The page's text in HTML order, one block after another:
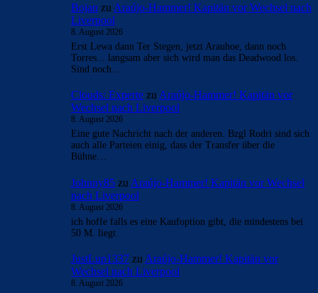
Bojan zu Araújo-Hammer! Kapitän vor Wechsel nach
Liverpool
8. August 2026
Erst Lewa dann Ter Stegen, jetzt Arauhoe, dann noch
Torres... langsam aber sich wird man das Deadwood los.
Sind noch…
Clouds: Experte zu Araújo-Hammer! Kapitän vor
Wechsel nach Liverpool
8. August 2026
Eine gute Nachricht nach der anderen. Bzgl Rodri sind sich
auch alle Parteien einig, dass der Transfer über die
Bühne…
Johnny85 zu Araújo-Hammer! Kapitän vor Wechsel
nach Liverpool
8. August 2026
ich hoffe falls es eine Kaufoption gibt, die mindestens bei
50 M. liegt.
JustLup1337 zuAraújo-Hammer! Kapitän vor
Wechsel nach Liverpool
8. August 2026